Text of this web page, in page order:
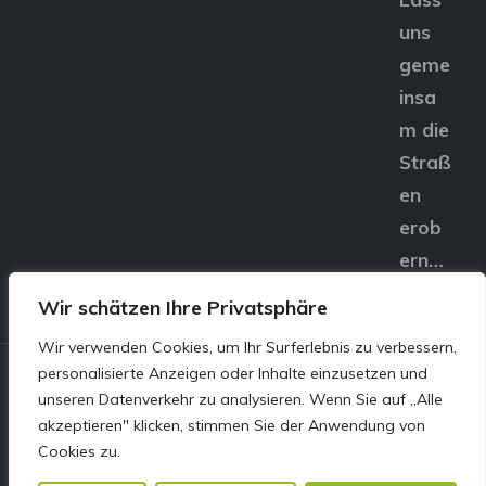
Wir schätzen Ihre Privatsphäre
Wir verwenden Cookies, um Ihr Surferlebnis zu verbessern,
personalisierte Anzeigen oder Inhalte einzusetzen und
unseren Datenverkehr zu analysieren. Wenn Sie auf „Alle
akzeptieren" klicken, stimmen Sie der Anwendung von
Cookies zu.
uns
geme
insa
m die
Straß
en
erob
ern…
© E&S Motors GmbH,
Linzer Straße 83 4240
Freistadt